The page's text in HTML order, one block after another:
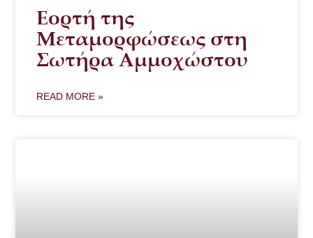
Εορτή της
Μεταμορφώσεως στη
Σωτήρα Αμμοχώστου
READ MORE »